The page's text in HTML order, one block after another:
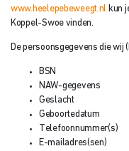
www.heelepebeweegt.nl kun
Koppel-Swoe vinden.
De persoonsgegevens die wij
BSN
NAW-gegevens
Geslacht
Geboortedatum
Telefoonnummer(s)
E-mailadres(sen)